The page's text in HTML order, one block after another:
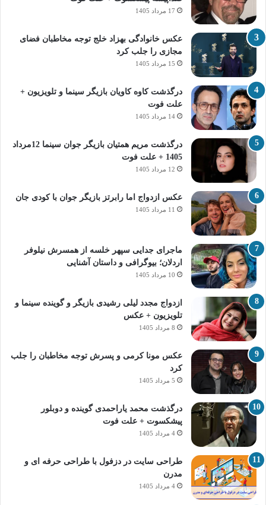
17 مرداد 1405
عکس خانوادگی بهزاد خلج توجه مخاطبان فضای
مجازی را جلب کرد
15 مرداد 1405
درگذشت کاوه کاویان بازیگر سینما و تلویزیون +
علت فوت
14 مرداد 1405
درگذشت مریم همتیان بازیگر جوان سینما 12مرداد
1405 + علت فوت
12 مرداد 1405
عکس ازدواج اما رابرتز بازیگر جوان با کودی جان
11 مرداد 1405
ماجرای جدایی سپهر خلسه از همسرش نیلوفر
اردلان؛ بیوگرافی و داستان آشنایی
10 مرداد 1405
ازدواج مجدد لیلی رشیدی بازیگر و گوینده سینما و
تلویزیون + عکس
8 مرداد 1405
عکس مونا کرمی و پسرش توجه مخاطبان را جلب
کرد
5 مرداد 1405
درگذشت محمد یاراحمدی گوینده و دوبلور
پیشکسوت + علت فوت
4 مرداد 1405
طراحی سایت در دزفول با طراحی حرفه‌ ای و
مدرن
4 مرداد 1405